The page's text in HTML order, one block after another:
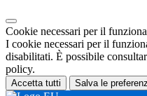
Cookie necessari per il
I cookie necessari per il
disabilitati. È possibile
policy.
Accetta tutti Salva le